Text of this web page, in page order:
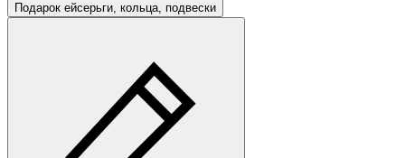
Подарок ейсерьги, кольца, подвески